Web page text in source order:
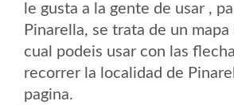
le gusta a la gente de usar ,
Pinarella, se trata de un
cual podeis usar con las
recorrer la localidad de
pagina.